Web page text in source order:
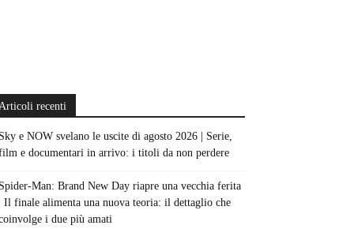
recenti
e NOW svelano le uscite di agosto 2026 | Serie,
e documentari in arrivo: i titoli da non perdere
Man: Brand New Day riapre una vecchia ferita
Il finale alimenta una nuova teoria: il dettaglio che
i due più amati